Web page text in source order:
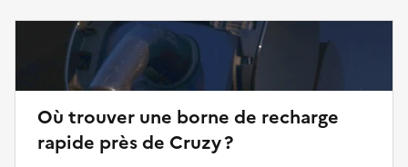
Où trouver une borne de recharge
rapide près de Cruzy ?